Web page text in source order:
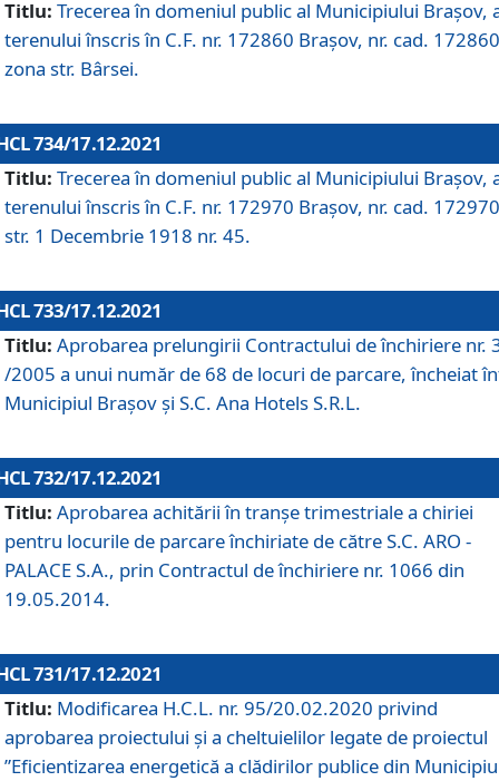
Titlu: Trecerea în domeniul public al Municipiului Braşov,
terenului înscris în C.F. nr. 172860 Brașov, nr. cad.
zona str. Bârsei.
734/17.12.2021
Titlu: Trecerea în domeniul public al Municipiului Braşov,
terenului înscris în C.F. nr. 172970 Brașov, nr. cad.
str. 1 Decembrie 1918 nr. 45.
733/17.12.2021
Titlu: Aprobarea prelungirii Contractului de închiriere nr.
/2005 a unui număr de 68 de locuri de parcare, încheiat
Municipiul Braşov şi S.C. Ana Hotels S.R.L.
732/17.12.2021
Titlu: Aprobarea achitării în tranșe trimestriale a chiriei
pentru locurile de parcare închiriate de către S.C. ARO -
PALACE S.A., prin Contractul de închiriere nr. 1066 din
19.05.2014.
731/17.12.2021
Titlu: Modificarea H.C.L. nr. 95/20.02.2020 privind
aprobarea proiectului și a cheltuielilor legate de proiectul
”Eficientizarea energetică a clădirilor publice din